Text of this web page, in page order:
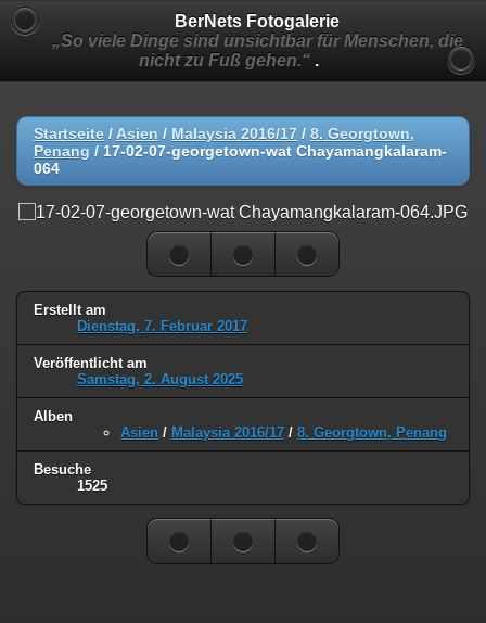
BerNets Fotogalerie
„So viele Dinge sind unsichtbar für Menschen, die
nicht zu Fuß gehen.“ .
Startseite / Asien / Malaysia 2016/17 / 8. Georgtown,
Penang / 17-02-07-georgetown-wat Chayamangkalaram-
064
Erstellt am
Dienstag, 7. Februar 2017
Veröffentlicht am
Samstag, 2. August 2025
Alben
Asien / Malaysia 2016/17 / 8. Georgtown, Penang
Besuche
1525